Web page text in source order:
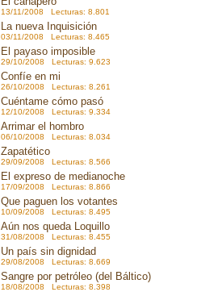
13/11/2008 Lecturas: 8.801
La nueva Inquisición
03/11/2008 Lecturas: 8.465
El payaso imposible
29/10/2008 Lecturas: 9.623
Confíe en mi
26/10/2008 Lecturas: 8.261
Cuéntame cómo pasó
12/10/2008 Lecturas: 9.334
Arrimar el hombro
06/10/2008 Lecturas: 8.034
Zapatético
29/09/2008 Lecturas: 8.566
El expreso de medianoche
17/09/2008 Lecturas: 8.866
Que paguen los votantes
10/09/2008 Lecturas: 8.495
Aún nos queda Loquillo
31/08/2008 Lecturas: 8.455
Un país sin dignidad
29/08/2008 Lecturas: 8.669
Sangre por petróleo (del Báltico)
18/08/2008 Lecturas: 8.398